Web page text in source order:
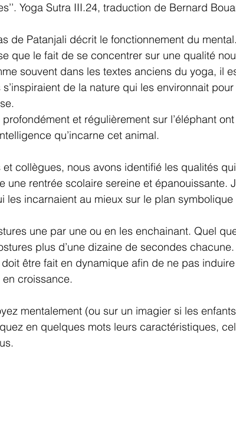
Yoga Sutra III.24, traduction de Bernard
de Patanjali décrit le fonctionnement du mental.
que le fait de se concentrer sur une qualité
souvent dans les textes anciens du yoga, il
de la nature qui les environnait
et régulièrement sur l’éléphant
qu’incarne cet animal.
collègues, nous avons identifié les qualités
une rentrée scolaire sereine et épanouissante.
les incarnaient au mieux sur le plan
une par une ou en les enchainant. Quel
plus d’une dizaine de secondes
être fait en dynamique afin de ne pas
croissance.
mentalement (ou sur un imagier si les
en quelques mots leurs caractéristiques,